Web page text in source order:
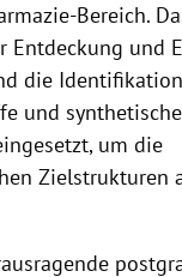
Bereich.
Entdeckung und
die
und
um die
Zielstrukturen